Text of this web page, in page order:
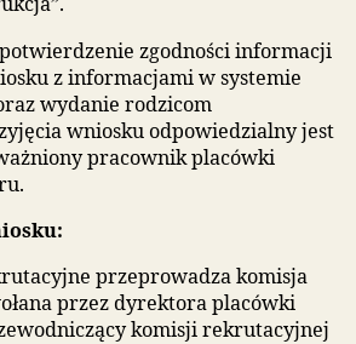
oświadczeń.
prawni dzieci posiadających
kształcenia specjalnego
na niepełnosprawność,
o potrzebie kształcenia
w systemie
lub
).
zostaną zamieszczone na